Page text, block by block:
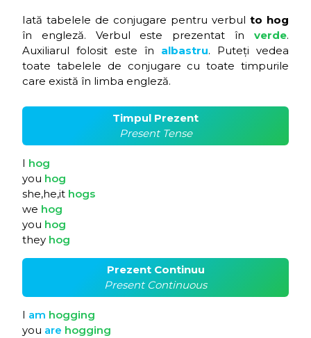
Iată tabelele de conjugare pentru verbul to hog
în engleză. Verbul este prezentat în verde.
Auxiliarul folosit este în albastru. Puteți vedea
toate tabelele de conjugare cu toate timpurile
care există în limba engleză.
Timpul Prezent
Present Tense
I hog
you hog
she,he,it hogs
we hog
you hog
they hog
Prezent Continuu
Present Continuous
I am hogging
you are hogging